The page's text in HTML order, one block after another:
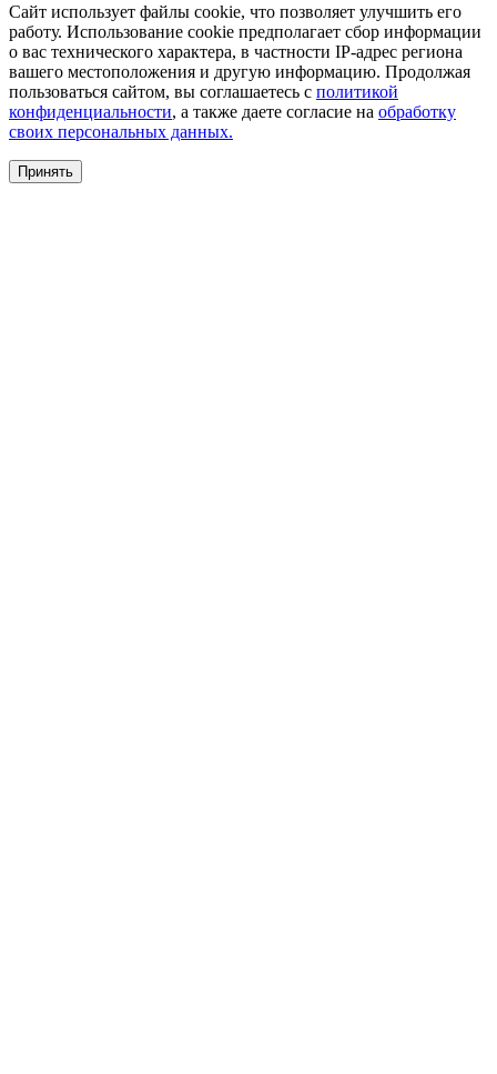
Сайт использует файлы cookie, что позволяет улучшить его
работу. Использование cookie предполагает сбор информации
о вас технического характера, в частности IP-адрес региона
вашего местоположения и другую информацию. Продолжая
пользоваться сайтом, вы соглашаетесь с политикой
конфиденциальности, а также даете согласие на обработку
своих персональных данных.
Принять